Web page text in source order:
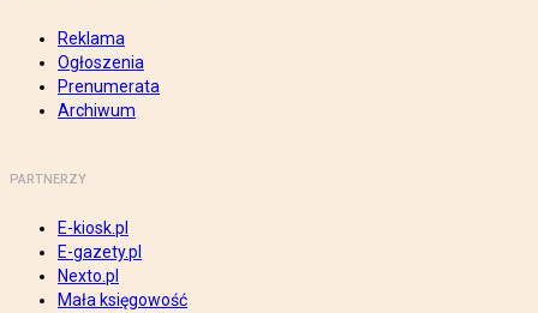
Reklama
Ogłoszenia
Prenumerata
Archiwum
PARTNERZY
E-kiosk.pl
E-gazety.pl
Nexto.pl
Mała księgowość